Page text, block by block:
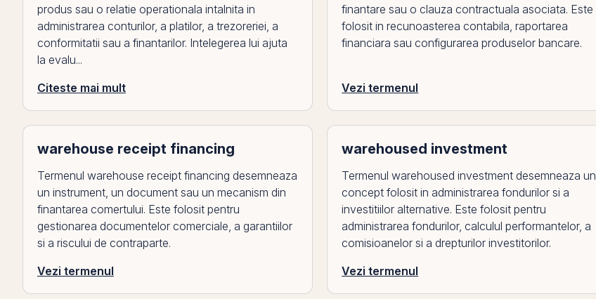
produs sau o relatie operationala intalnita in
administrarea conturilor, a platilor, a trezoreriei, a
conformitatii sau a finantarilor. Intelegerea lui ajuta
la evalu...
Citeste mai mult
finantare sau o clauza contractuala asociata. Este
folosit in recunoasterea contabila, raportarea
financiara sau configurarea produselor bancare.
Vezi termenul
warehouse receipt financing
Termenul warehouse receipt financing desemneaza
un instrument, un document sau un mecanism din
finantarea comertului. Este folosit pentru
gestionarea documentelor comerciale, a garantiilor
si a riscului de contraparte.
Vezi termenul
warehoused investment
Termenul warehoused investment desemneaza un
concept folosit in administrarea fondurilor si a
investitiilor alternative. Este folosit pentru
administrarea fondurilor, calculul performantelor, a
comisioanelor si a drepturilor investitorilor.
Vezi termenul